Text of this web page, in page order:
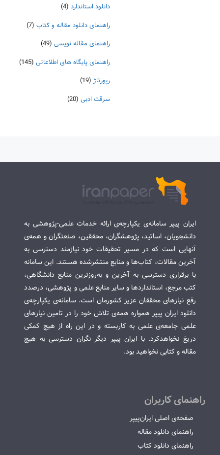
دانلود استاندارد (4)
راهنمای دانلود مقاله و کتاب (7)
راهنمای مقاله نویسی (49)
راهنمای پایگاه های اطلاعاتی (145)
رپورتاژ (19)
سرقت ادبی (20)
ایران پیپر سامانه‌ی یکپارچه‌ی ارائه خدمات علمی-پژوهشی به
دانشجویان، اساتید، پژوهشگران، محققین، صنعتگران و همه‌ی
آنهایی است که در مسیر تحقیقات خود نیازمند دسترسی به
آخرین مقالات، کتاب‌ها و منابع منتشرشده هستند. این سامانه
با برقراری دسترسی به آخرین و به‌روزترین منابع دانشگاهی،
کتب مرجع، استانداردها و سایر منابع علمی و پژوهشی، درصدد
رفع نیازهای محققان عزیز کشورمان است. سامانه‌ی یکپارچه‌ی
دانلود ایران پیپر همواره همه‌ی تلاش خود را در تامین نیازهای
علمی جامعه‌ی علمی به کاربسته و در این راه از هیچ کمکی
دریغ نخواهدکرد. با ایران پیپر دیگر نگران دسترسی به هیچ
مقاله و کتابی نخواهید بود.
راهنمای کاربران
صفحه‌ی اصلی ایران‌پیپر
راهنمای دانلود مقاله
راهنمای دانلود کتاب